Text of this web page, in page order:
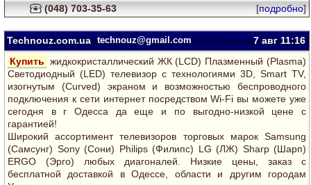
(048) 703-35-63
[подробно]
Technouz.com.ua technouz@gmail.com 7 авг11:16
Купить жидкокристаллический ЖК (LCD) Плазменный (Plasma)
Светодиодный (LED) телевизор с технологиями 3D, Smart TV,
изогнутым (Curved) экраном и возможностью беспроводного
подключения к сети интернет посредством Wi-Fi вы можете уже
сегодня в г Одесса да еще и по выгодно-низкой цене c
гарантией!
Широкий ассортимент телевизоров торговых марок Samsung
(Самсунг) Sony (Сони) Philips (Филипс) LG (ЛЖ) Sharp (Шарп)
ERGO (Эрго) любых диагоналей. Низкие цены, заказ с
бесплатной доставкой в Одессе, области и другим городам